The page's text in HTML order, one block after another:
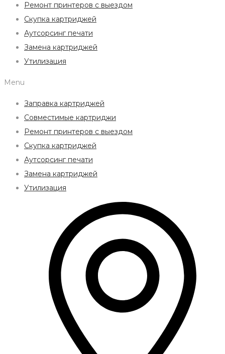
Ремонт принтеров с выездом
Скупка картриджей
Аутсорсинг печати
Замена картриджей
Утилизация
Menu
Заправка картриджей
Совместимые картриджи
Ремонт принтеров с выездом
Скупка картриджей
Аутсорсинг печати
Замена картриджей
Утилизация